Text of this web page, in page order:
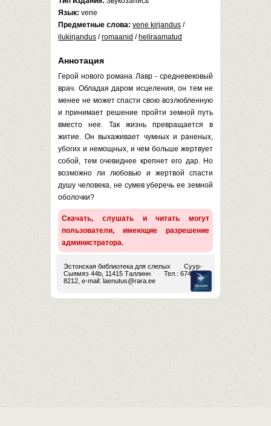
Язык: vene
Предметные слова: vene kirjandus /
ilukirjandus /romaanid / heliraamatud
Аннотация
Герой нового романа Лавр - средневековый
врач. Обладая даром исцеления, он тем не
менее не может спасти свою возлюбленную
и принимает решение пройти земной путь
вместо нее. Так жизнь превращается в
житие. Он выхаживает чумных и раненых,
убогих и немощных, и чем больше жертвует
собой, тем очевиднее крепнет его дар. Но
возможно ли любовью и жертвой спасти
душу человека, не сумев уберечь ее земной
оболочки?
Скачать, слушать и читать могут
пользователи, имеющие разрешение
администратора.
Эстонская библиотека для слепых
Суур-
Сыямяэ 44b, 11415 Таллинн
Тел.: 674
8212, e-mail: laenutus@rara.ee